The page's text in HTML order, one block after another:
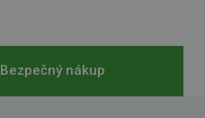
Bezpečný nákup